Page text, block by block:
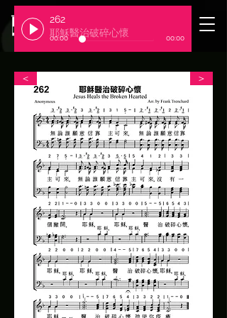
​臺北基督徒聚會處
262
耶穌醫治破碎心懷
00:00 00:00
＜ ＞